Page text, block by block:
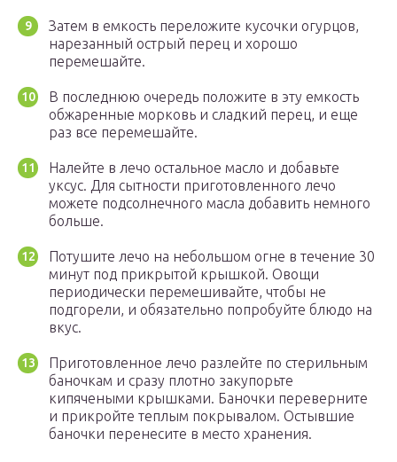
Затем в емкость переложите кусочки огурцов,
нарезанный острый перец и хорошо
перемешайте.
В последнюю очередь положите в эту емкость
обжаренные морковь и сладкий перец, и еще
раз все перемешайте.
Налейте в лечо остальное масло и добавьте
уксус. Для сытности приготовленного лечо
можете подсолнечного масла добавить немного
больше.
Потушите лечо на небольшом огне в течение 30
минут под прикрытой крышкой. Овощи
периодически перемешивайте, чтобы не
подгорели, и обязательно попробуйте блюдо на
вкус.
Приготовленное лечо разлейте по стерильным
баночкам и сразу плотно закупорьте
кипячеными крышками. Баночки переверните
и прикройте теплым покрывалом. Остывшие
баночки перенесите в место хранения.